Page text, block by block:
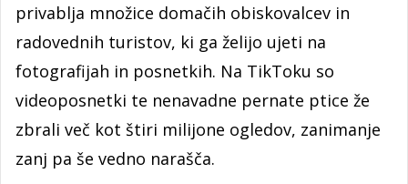
privablja množice domačih obiskovalcev in
radovednih turistov, ki ga želijo ujeti na
fotografijah in posnetkih. Na TikToku so
videoposnetki te nenavadne pernate ptice že
zbrali več kot štiri milijone ogledov, zanimanje
zanj pa še vedno narašča.